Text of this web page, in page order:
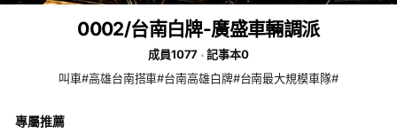
0002/台南白牌-廣盛車輛調派
成員1077
記事本0
叫車#高雄台南搭車#台南高雄白牌#台南最大規模車隊#
專屬推薦